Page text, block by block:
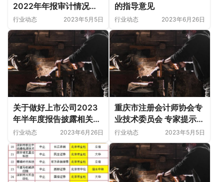
2022年年报审计情况快
报（第九期）
行业动态 2023年5月5日
的指导意见
行业动态 2023年6月26日
关于做好上市公司2023
年半年度报告披露相关工
作的通知
行业动态 2023年6月26日
重庆市注册会计师协会专
业技术委员会 专家提示
（第六期）—关于公允价
值计量与披露相关问题的
风险提示函
行业动态 2023年5月5日